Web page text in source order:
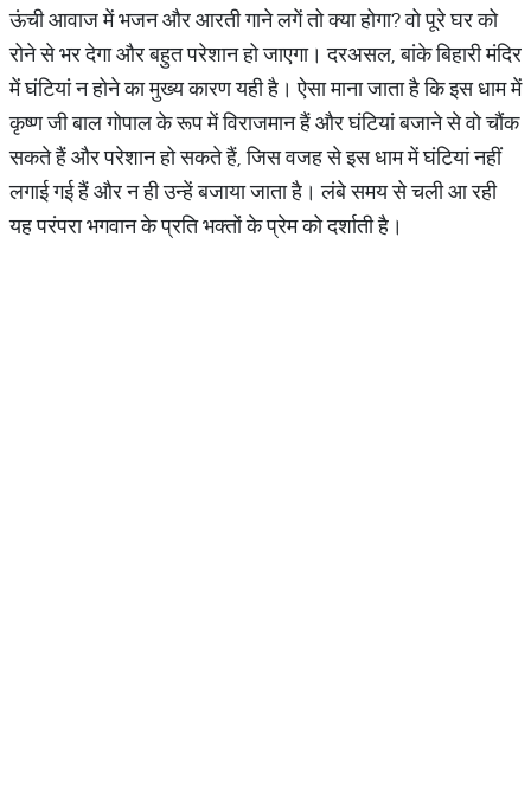
ऊंची आवाज में भजन और आरती गाने लगें तो क्या होगा? वो पूरे घर को
रोने से भर देगा और बहुत परेशान हो जाएगा। दरअसल, बांके बिहारी मंदिर
में घंटियां न होने का मुख्य कारण यही है। ऐसा माना जाता है कि इस धाम में
कृष्ण जी बाल गोपाल के रूप में विराजमान हैं और घंटियां बजाने से वो चौंक
सकते हैं और परेशान हो सकते हैं, जिस वजह से इस धाम में घंटियां नहीं
लगाई गई हैं और न ही उन्हें बजाया जाता है। लंबे समय से चली आ रही
यह परंपरा भगवान के प्रति भक्तों के प्रेम को दर्शाती है।